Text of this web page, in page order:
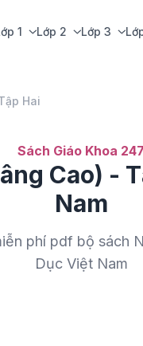
1 Lớp 2 Lớp 3
Hai
Sách Giáo Khoa 247
Cao) -
Nam
phí pdf bộ sách
Dục Việt Nam